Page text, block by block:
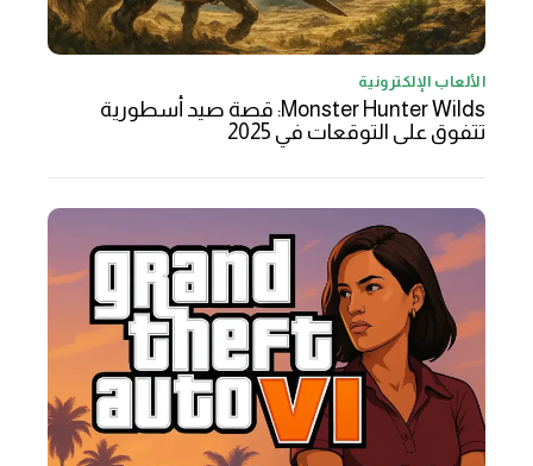
الألعاب الإلكترونية
Monster Hunter Wilds: قصة صيد أسطورية
تتفوق على التوقعات في 2025